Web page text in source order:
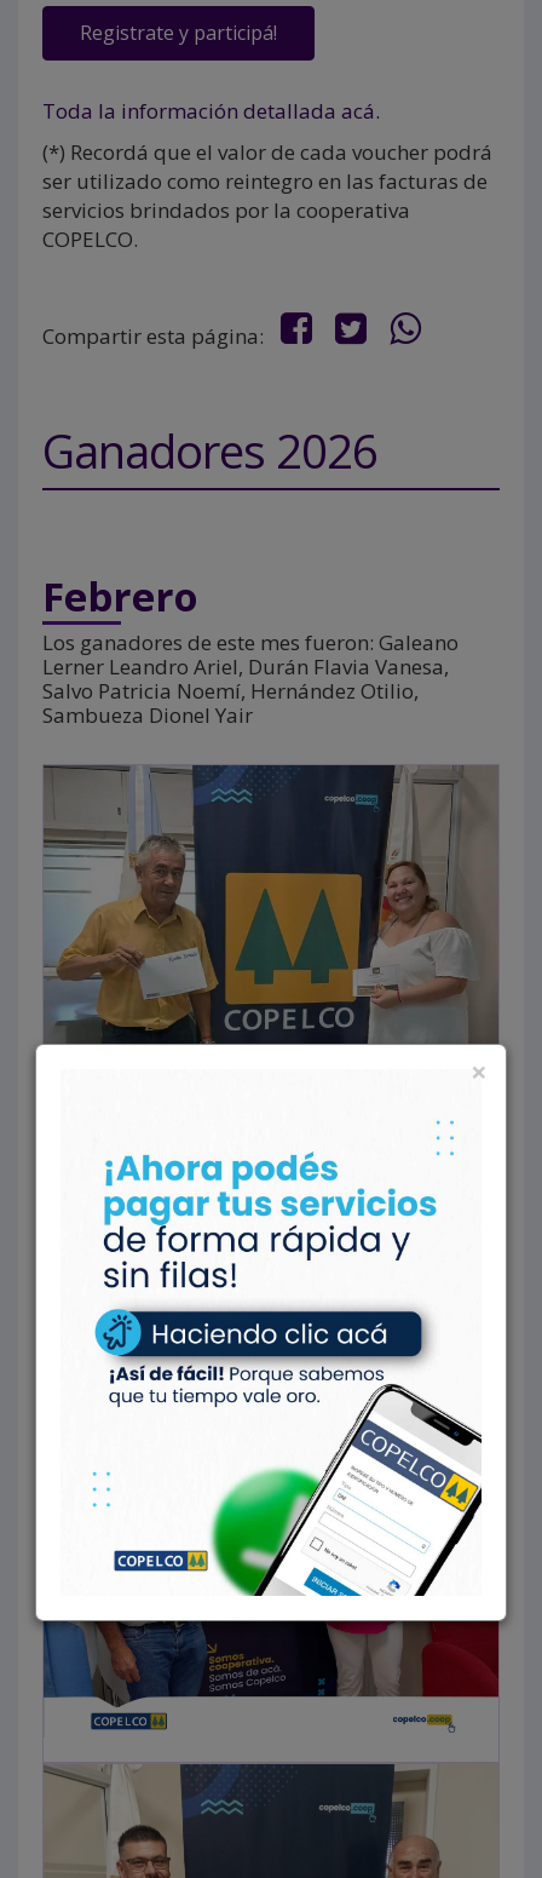
×
Registrate y participá!
Toda la información detallada acá.
(*) Recordá que el valor de cada voucher podrá
ser utilizado como reintegro en las facturas de
servicios brindados por la cooperativa
COPELCO.
Compartir esta página:
Ganadores 2026
Febrero
Los ganadores de este mes fueron: Galeano
Lerner Leandro Ariel, Durán Flavia Vanesa,
Salvo Patricia Noemí, Hernández Otilio,
Sambueza Dionel Yair
Enero
Los ganadores de este mes fueron:Nahuel
Oscar Eugenio, Morales María, Morel Silvio José
Andrés,Huenchuman Sonia Isabel, Coronel
María Cecilia.